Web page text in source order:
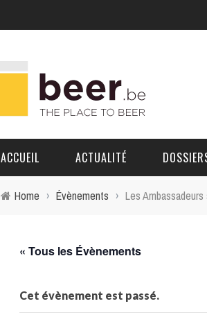
ACCUEIL ACTUALITÉ
Home › Évènements › Les
« Tous les Évènements
Cet évènement est passé.